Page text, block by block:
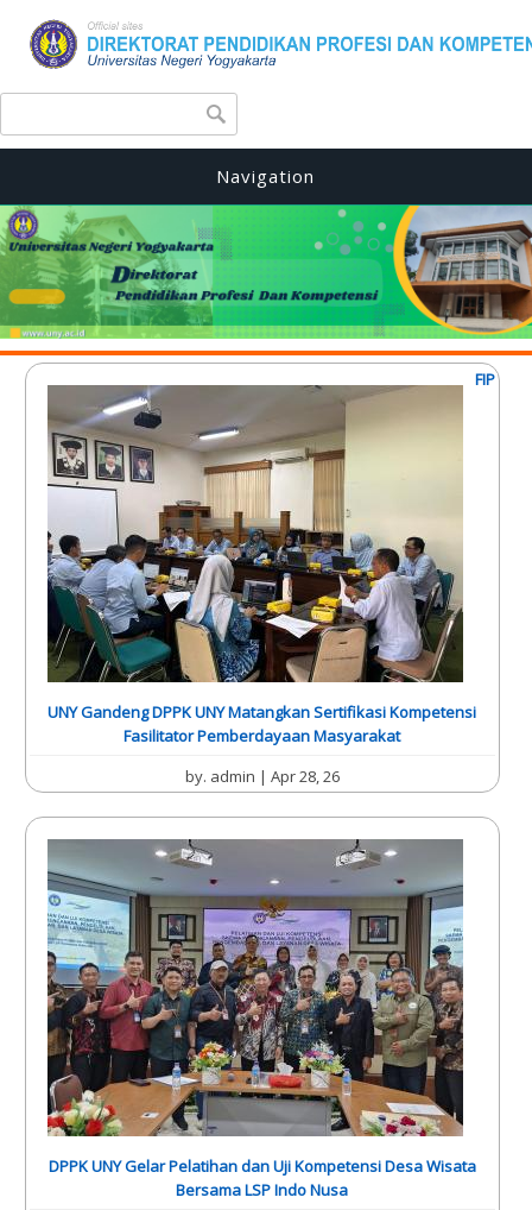
Search form
Navigation
FIP
UNY Gandeng DPPK UNY Matangkan Sertifikasi Kompetensi
Fasilitator Pemberdayaan Masyarakat
by. admin | Apr 28, 26
DPPK UNY Gelar Pelatihan dan Uji Kompetensi Desa Wisata
Bersama LSP Indo Nusa